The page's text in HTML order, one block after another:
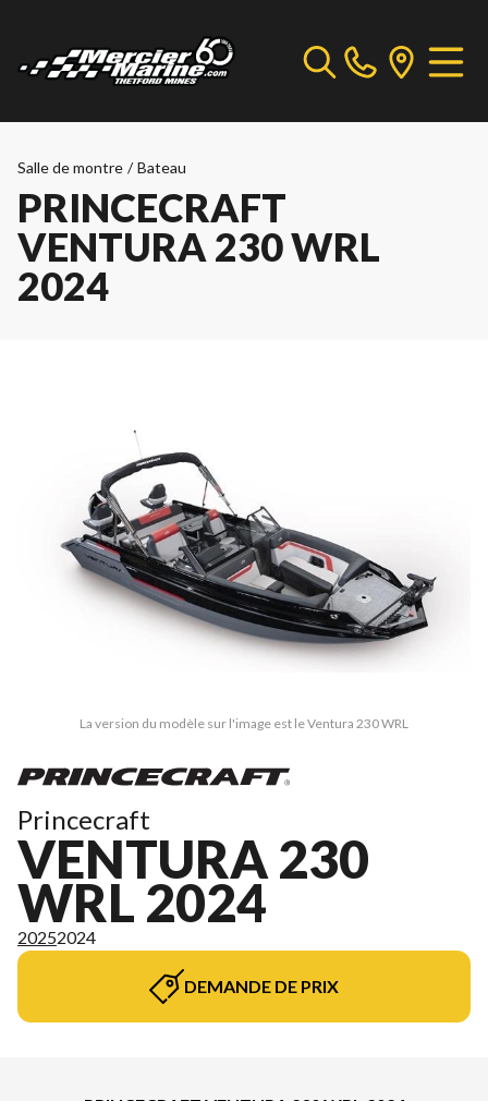
Salle de montre / Bateau
PRINCECRAFT
VENTURA 230 WRL
2024
La version du modèle sur l'image est le Ventura 230 WRL
Princecraft
VENTURA 230
WRL 2024
20252024
DEMANDE DE PRIX